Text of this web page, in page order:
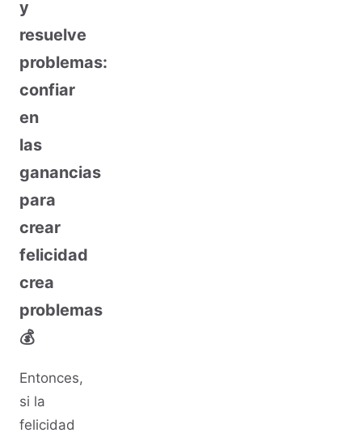
y
resuelve
problemas:
confiar
en
las
ganancias
para
crear
felicidad
crea
problemas
💰
Entonces,
si la
felicidad